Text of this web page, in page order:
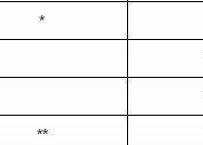
*
**